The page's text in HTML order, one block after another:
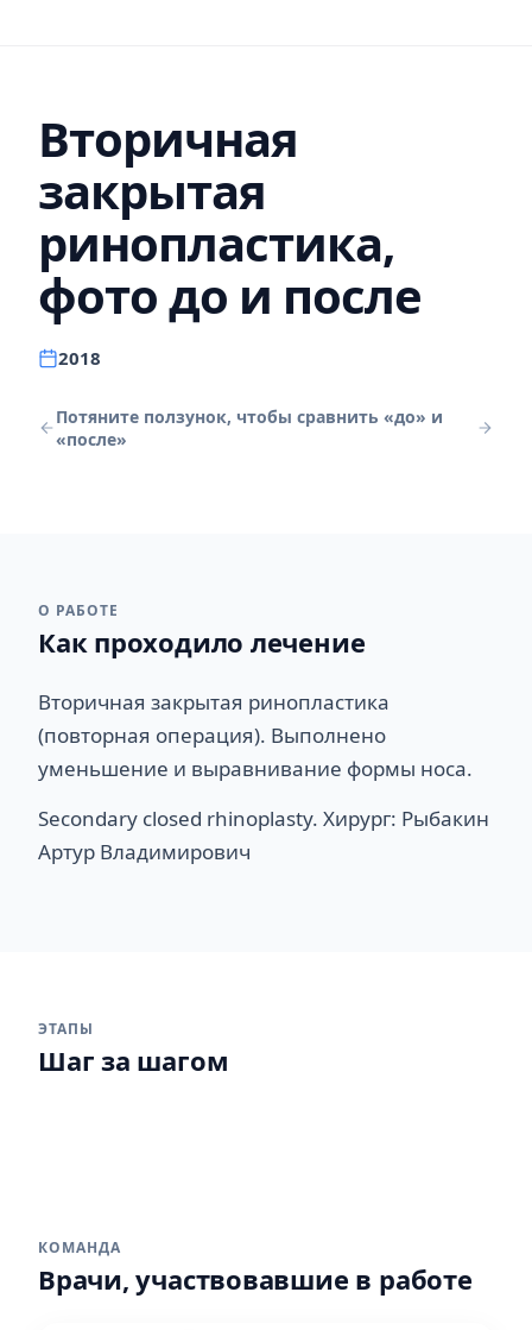
Вторичная
закрытая
ринопластика,
фото до и после
2018
Потяните ползунок, чтобы сравнить «до» и
«после»
О РАБОТЕ
Как проходило лечение
Вторичная закрытая ринопластика
(повторная операция). Выполнено
уменьшение и выравнивание формы носа.
Secondary closed rhinoplasty. Хирург: Рыбакин
Артур Владимирович
ЭТАПЫ
Шаг за шагом
КОМАНДА
Врачи, участвовавшие в работе